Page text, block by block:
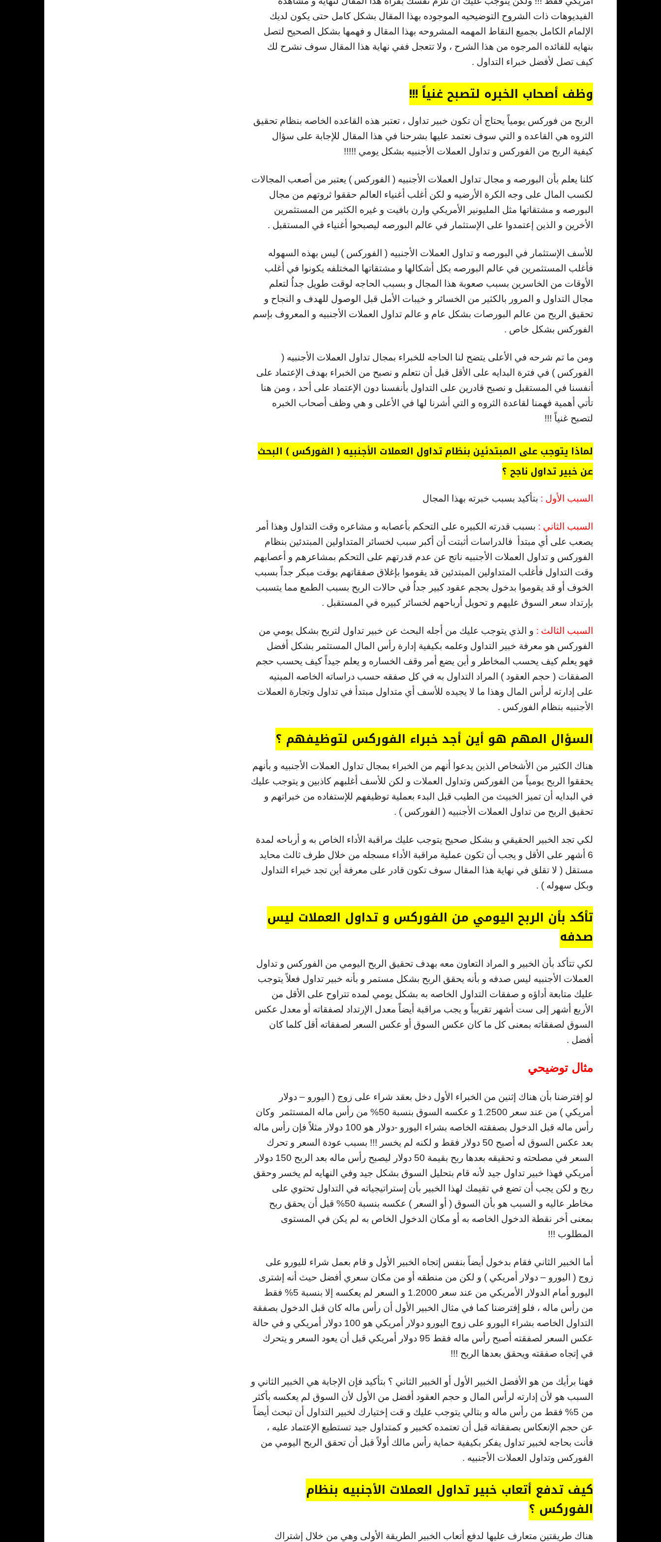
الفيديوهات ذات الشروح التوضيحيه الموجوده بهذا المقال بشكل كامل حتى يكون لديك
الإلمام الكامل بجميع النقاط المهمه المشروحه بهذا المقال و فهمها بشكل الصحيح لتصل
بنهايه للفائده المرجوه من هذا الشرح ، ولا تتعجل ففي نهاية هذا المقال سوف نشرح لك
كيف تصل لأفضل خبراء التداول .
وظف أصحاب الخبره لتصبح غنياً !!!
الربح من فوركس يومياً يحتاج أن تكون خبير تداول ، تعتبر هذه القاعده الخاصه بنظام تحقيق
الثروه هي القاعده و التي سوف نعتمد عليها بشرحنا في هذا المقال للإجابة على سؤال
كيفية الربح من الفوركس و تداول العملات الأجنبيه بشكل يومي !!!!!
كلنا يعلم بأن البورصه و مجال تداول العملات الأجنبيه ( الفوركس ) يعتبر من أصعب المجالات
لكسب المال على وجه الكرة الأرضيه و لكن أغلب أغنياء العالم حققوا ثروتهم من مجال
البورصه و مشتقاتها مثل المليونير الأمريكي وارن بافيت و غيره الكثير من المستثمرين
الأخرين و الذين إعتمدوا على الإستثمار في عالم البورصه ليصبحوا أغنياء في المستقبل .
للأسف الإستثمار في البورصه و تداول العملات الأجنبيه ( الفوركس ) ليس بهذه السهوله
فأغلب المستثمرين في عالم البورصه بكل أشكالها و مشتقاتها المختلفه يكونوا في أغلب
الأوقات من الخاسرين بسبب صعوبة هذا المجال و بسبب الحاجه لوقت طويل جداُ لتعلم
مجال التداول و المرور بالكثير من الخسائر و خيبات الأمل قبل الوصول للهدف و النجاح و
تحقيق الربح من عالم البورصات بشكل عام و عالم تداول العملات الأجنبيه و المعروف بإسم
الفوركس بشكل خاص .
ومن ما تم شرحه في الأعلى يتضح لنا الحاجه للخبراء بمجال تداول العملات الأجنبيه (
الفوركس ) في فترة البدايه على الأقل قبل أن نتعلم و نصبح من الخبراء بهدف الإعتماد على
أنفسنا في المستقبل و نصبح قادرين على التداول بأنفسنا دون الإعتماد على أحد ، ومن هنا
تأتي أهمية فهمنا لقاعدة الثروه و التي أشرنا لها في الأعلى و هي وظف أصحاب الخبره
لتصبح غنياً !!!
لماذا يتوجب على المبتدئين بنظام تداول العملات الأجنبيه ( الفوركس ) البحث
عن خبير تداول ناجح ؟
السبب الأول : بتأكيد بسبب خبرته بهذا المجال
السبب الثاني : بسبب قدرته الكبيره على التحكم بأعصابه و مشاعره وقت التداول وهذا أمر
يصعب على أي مبتدأ فالدراسات أثبتت أن أكبر سبب لخسائر المتداولين المبتدئين بنظام
الفوركس و تداول العملات الأجنبيه ناتج عن عدم قدرتهم على التحكم بمشاعرهم و أعصابهم
وقت التداول فأغلب المتداولين المبتدئين قد يقوموا بإغلاق صفقاتهم بوقت مبكر جداً بسبب
الخوف أو قد يقوموا بدخول بحجم عقود كبير جداُ في حالات الربح بسبب الطمع مما يتسبب
بإرتداد سعر السوق عليهم و تحويل أرباحهم لخسائر كبيره في المستقبل .
السبب الثالث : و الذي يتوجب عليك من أجله البحث عن خبير تداول لتربح بشكل يومي من
الفوركس هو معرفة خبير التداول وعلمه بكيفية إدارة رأس المال المستثمر بشكل أفضل
فهو يعلم كيف يحسب المخاطر و أين يضع أمر وقف الخساره و يعلم جيداً كيف يحسب حجم
الصفقات ( حجم العقود ) المراد التداول به في كل صفقه حسب دراساته الخاصه المبنيه
على إدارته لرأس المال وهذا ما لا يجيده للأسف أي متداول مبتدأ في تداول وتجارة العملات
الأجنبيه بنظام الفوركس .
السؤال المهم هو أين أجد خبراء الفوركس لتوظيفهم ؟
هناك الكثير من الأشخاص الذين يدعوا أنهم من الخبراء بمجال تداول العملات الأجنبيه و بأنهم
يحققوا الربح يومياً من الفوركس وتداول العملات و لكن للأسف أغلبهم كاذبين و يتوجب عليك
في البدايه أن تميز الخبيث من الطيب قبل البدء بعملية توظيفهم للإستفاده من خبراتهم و
تحقيق الربح من تداول العملات الأجنبيه ( الفوركس ) .
لكي تجد الخبير الحقيقي و بشكل صحيح يتوجب عليك مراقبة الأداء الخاص به و أرباحه لمدة
6 أشهر على الأقل و يجب أن تكون عملية مراقبة الأداء مسجله من خلال طرف ثالث محايد
مستقل ( لا تقلق في نهاية هذا المقال سوف تكون قادر على معرفة أين تجد خبراء التداول
وبكل سهوله ) .
تأكد بأن الربح اليومي من الفوركس و تداول العملات ليس
صدفه
لكي تتأكد بأن الخبير و المراد التعاون معه بهدف تحقيق الربح اليومي من الفوركس و تداول
العملات الأجنبيه ليس صدفه و بأنه يحقق الربح بشكل مستمر و بأنه خبير تداول فعلاً يتوجب
عليك متابعة أداؤه و صفقات التداول الخاصه به بشكل يومي لمده تتراوح على الأقل من
الأربع أشهر إلى ست أشهر تقريباً و يجب مراقبة أيضاً معدل الإرتداد لصفقاته أو معدل عكس
السوق لصفقاته بمعنى كل ما كان عكس السوق أو عكس السعر لصفقاته أقل كلما كان
أفضل .
مثال توضيحي
لو إفترضنا بأن هناك إثنين من الخبراء الأول دخل بعقد شراء على زوج ( اليورو – دولار
أمريكي ) من عند سعر 1.2500 و عكسه السوق بنسبة 50% من رأس ماله المستثمر وكان
رأس ماله قبل الدخول بصفقته الخاصه بشراء اليورو -دولار هو 100 دولار مثلاً فإن رأس ماله
بعد عكس السوق له أصبح 50 دولار فقط و لكنه لم يخسر !!! بسبب عودة السعر و تحرك
السعر في مصلحته و تحقيقه بعدها ربح بقيمة 50 دولار ليصبح رأس ماله بعد الربح 150 دولار
أمريكي فهذا خبير تداول جيد لأنه قام بتحليل السوق بشكل جيد وفي النهايه لم يخسر وحقق
ربح و لكن يجب أن تضع في تقيمك لهذا الخبير بأن إستراتيجياته في التداول تحتوي على
مخاطر عاليه و السبب هو بأن السوق ( أو السعر ) عكسه بنسبة 50% قبل أن يحقق ربح
بمعنى أخر نقطة الدخول الخاصه به أو مكان الدخول الخاص به لم يكن في المستوى
المطلوب !!!
أما الخبير الثاني فقام بدخول أيضاً بنفس إتجاه الخبير الأول و قام بعمل شراء لليورو على
زوج ( اليورو – دولار أمريكي ) و لكن من منطقه أو من مكان سعري أفضل حيث أنه إشترى
اليورو أمام الدولار الأمريكي من عند سعر 1.2000 و السعر لم يعكسه إلا بنسبة 5% فقط
من رأس ماله ، فلو إفترضنا كما في مثال الخبير الأول أن رأس ماله كان قبل الدخول بصفقة
التداول الخاصه بشراء اليورو على زوج اليورو دولار أمريكي هو 100 دولار أمريكي و في حالة
عكس السعر لصفقته أصبح رأس ماله فقط 95 دولار أمريكي قبل أن يعود السعر و يتحرك
في إتجاه صفقته ويحقق بعدها الربح !!!
فهنا برأيك من هو الأفضل الخبير الأول أو الخبير الثاني ؟ بتأكيد فإن الإجابة هي الخبير الثاني و
السبب هو لأن إدارته لرأس المال و حجم العقود أفضل من الأول لأن السوق لم يعكسه بأكثر
من 5% فقط من رأس ماله و بتالي يتوجب عليك و قت إختيارك لخبير التداول أن تبحث أيضاً
عن حجم الإنعكاس بصفقاته قبل أن تعتمده كخبير و كمتداول جيد تستطيع الإعتماد عليه ،
فأنت بحاجه لخبير تداول يفكر بكيفية حماية رأس مالك أولاً قبل أن تحقق الربح اليومي من
الفوركس وتداول العملات الأجنبيه .
كيف تدفع أتعاب خبير تداول العملات الأجنبيه بنظام
الفوركس ؟
هناك طريقتين متعارف عليها لدفع أتعاب الخبير الطريقة الأولى وهي من خلال إشتراك